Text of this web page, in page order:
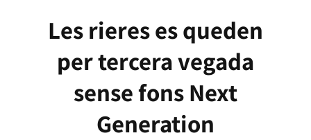
Les rieres es queden
per tercera vegada
sense fons Next
Generation